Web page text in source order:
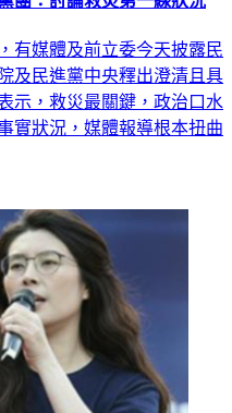
有媒體及前立委今天披露民
及民進黨中央釋出澄清且具
示，救災最關鍵，政治口水
實狀況，媒體報導根本扭曲